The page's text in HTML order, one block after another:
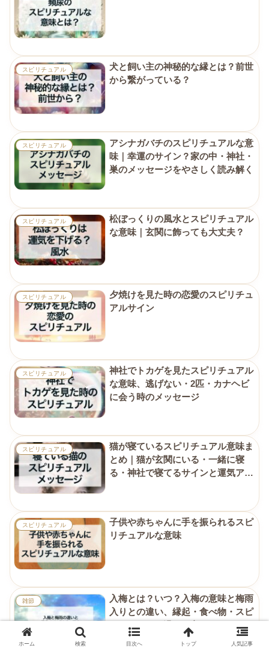
スピリチュアル
犬と飼い主の神秘的な縁とは？前世
から繋がっている？
スピリチュアル
アシナガバチのスピリチュアルな意
味｜幸運のサイン？家の中・神社・
巣のメッセージをやさしく読み解く
スピリチュアル
松ぼっくりの風水とスピリチュアル
な意味｜玄関に飾っても大丈夫？
スピリチュアル
夕焼けを見た時の恋愛のスピリチュ
アルサイン
スピリチュアル
神社でトカゲを見たスピリチュアル
な意味、逃げない・2匹・カナヘビ
に会う時のメッセージ
スピリチュアル
猫が寝ているスピリチュアル意味ま
とめ｜猫が玄関にいる・一緒に寝
る・神社で寝てるサインと運気アッ
スピリチュアル
子供や赤ちゃんに手を振られるスピ
リチュアルな意味
雑節
入梅とは？いつ？入梅の意味と梅雨
入りとの違い、縁起・食べ物・スピ
リチュアルな過ごし方
ホーム 検索 目次へ トップ 人気記事